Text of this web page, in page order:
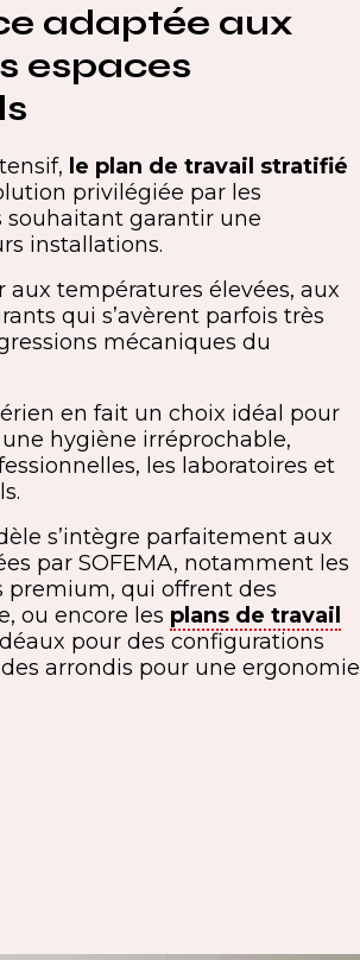
adaptée aux
espaces
le plan de travail stratifié
privilégiée par les
souhaitant garantir une
installations.
aux températures élevées, aux
qui s’avèrent parfois très
mécaniques du
en fait un choix idéal pour
hygiène irréprochable,
les laboratoires et
s’intègre parfaitement aux
par SOFEMA, notamment les
premium, qui offrent des
ou encore les plans de travail
pour des configurations
arrondis pour une ergonomie